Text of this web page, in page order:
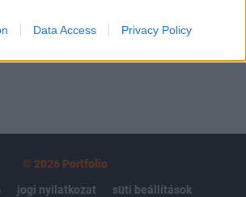
Data Access Privacy Policy
VAGY?BEJELENTKEZÉS
© 2026 Portfolio
jogi nyilatkozat
süti beállítások